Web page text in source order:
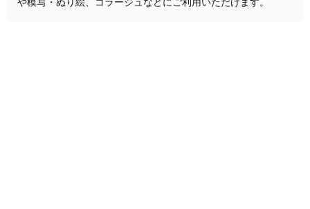
や模写・ぬり絵、コラージュなどにご利用いただけます。